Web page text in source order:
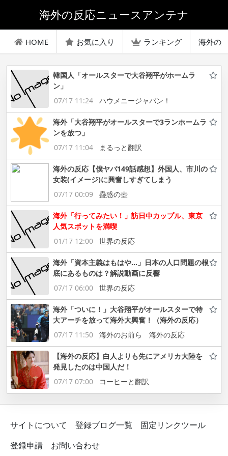
海外の反応ニュースアンテナ
HOME お気に入り ランキング 海外の
韓国人「オールスターで大谷翔平がホームラ
ン」
07/17 11:24
ハウメニージャパン！
海外「大谷翔平がオールスターで3ランホームラ
ンを放つ」
07/17 11:04
まるっと翻訳
海外の反応【僕ヤバ149話感想】外国人、市川の
女装(イメージ)に興奮しすぎてしまう
07/17 00:09
蠱惑の壺
海外「行ってみたい！」訪日中カップル、東京
人気スポットを満喫
01/17 12:00
世界の反応
海外「資本主義はもはや…」日本の人口問題の根
底にあるものは？解説動画に反響
07/17 06:00
世界の反応
海外「ついに！」大谷翔平がオールスターで特
大アーチを放って海外大興奮！（海外の反応）
07/17 11:50
海外のお前ら 海外の反応
【海外の反応】白人よりも先にアメリカ大陸を
発見したのは中国人だ！
07/17 07:00
コーヒーと翻訳
サイトについて 登録ブログ一覧
固定リンクツール
登録申請
お問い合わせ